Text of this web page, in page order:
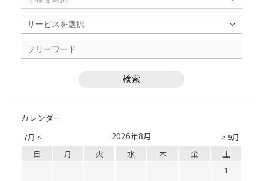
カレンダー
7月 < > 9月
2026年8月
日 月 火 水 木 金
土
1